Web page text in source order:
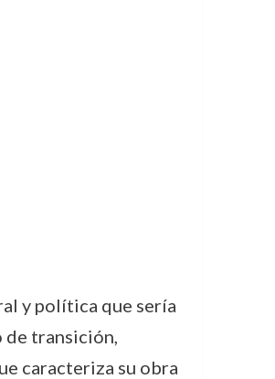
y política que sería
de transición,
caracteriza su obra